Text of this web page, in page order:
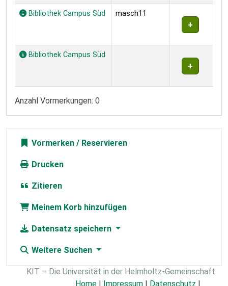
Bibliothek Campus Süd masch11
Bibliothek Campus Süd
Anzahl Vormerkungen: 0
Vormerken
Drucken
Zitieren
Meinem Korb hinzufügen
Datensatz speichern
Weitere Suchen
KIT – Die Universität in der Helmholtz-Gemeinschaft
Home
Impressum Datenschutz